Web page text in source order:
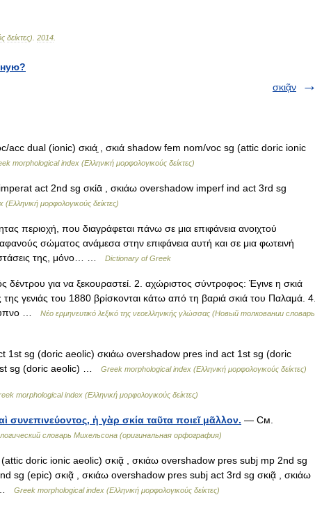
δείκτες) 2014
σκιᾷν
acc dual (ionic) σκιά̱ , σκιά shadow fem nom/voc sg (attic doric ionic
morphological index (Ελληνική μορφολογικούς δείκτες)
act 2nd sg σκίᾱ , σκιάω overshadow imperf ind act 3rd sg
μορφολογικούς δείκτες)
περιοχή, που διαγράφεται πάνω σε μια επιφάνεια ανοιχτού
σώματος ανάμεσα στην επιφάνεια αυτή και σε μια φωτεινή
της, μόνο… …
Dictionary of Greek
δέντρου για να ξεκουραστεί. 2. αχώριστος σύντροφος: Έγινε η σκιά
γενιάς του 1880 βρίσκονται κάτω από τη βαριά σκιά του Παλαμά. 4.
ύπνο …
Νέο ερμηνευτικό λεξικό της νεοελληνικής γλώσσας (Новый толковании словарь
1st sg (doric aeolic) σκιάω overshadow pres ind act 1st sg (doric
sg (doric aeolic) …
Greek morphological index (Ελληνική μορφολογικούς δείκτες)
morphological index (Ελληνική μορφολογικούς δείκτες)
συνεπινεύοντος, ἡ γὰρ σκία ταῦτα ποιεῖ μᾶλλον. — См.
словарь Михельсона (оригинальная орфография)
doric ionic aeolic) σκιᾷ , σκιάω overshadow pres subj mp 2nd sg
sg (epic) σκιᾷ , σκιάω overshadow pres subj act 3rd sg σκιᾷ , σκιάω
…
Greek morphological index (Ελληνική μορφολογικούς δείκτες)